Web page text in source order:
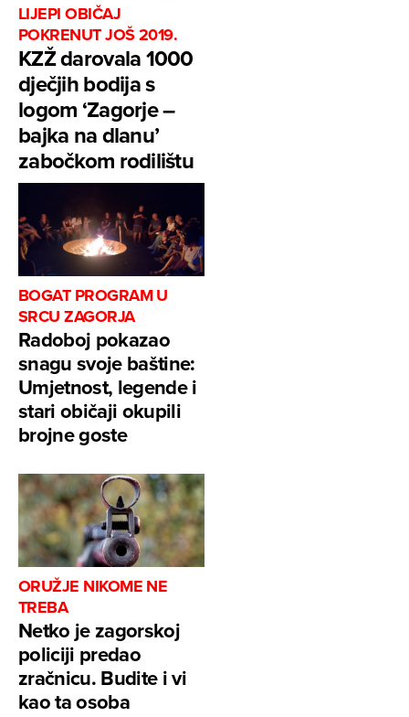
LIJEPI OBIČAJ
POKRENUT JOŠ 2019.
KZŽ darovala 1000
dječjih bodija s
logom ‘Zagorje –
bajka na dlanu’
zabočkom rodilištu
BOGAT PROGRAM U
SRCU ZAGORJA
Radoboj pokazao
snagu svoje baštine:
Umjetnost, legende i
stari običaji okupili
brojne goste
ORUŽJE NIKOME NE
TREBA
Netko je zagorskoj
policiji predao
zračnicu. Budite i vi
kao ta osoba